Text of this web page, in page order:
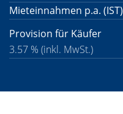
Mieteinnahmen p.a. (IST)
Provision für Käufer
3.57 % (inkl. MwSt.)